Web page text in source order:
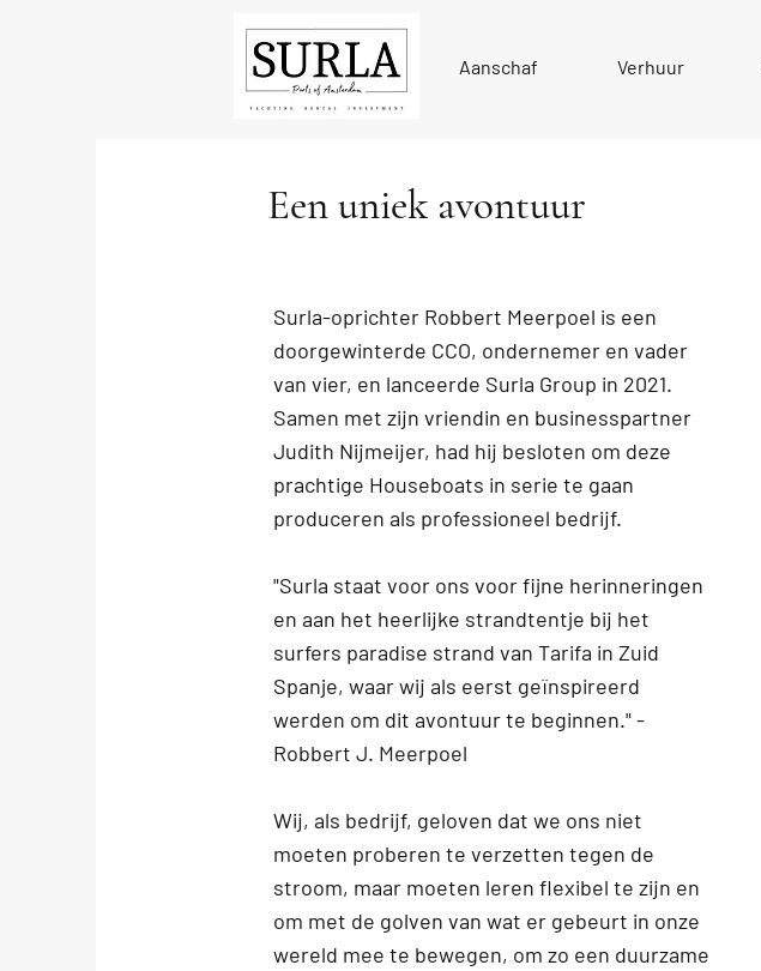
Aanschaf Verhuur
Een uniek avontuur
Surla-oprichter Robbert Meerpoel is een
doorgewinterde CCO, ondernemer en vader
van vier, en lanceerde Surla Group in 2021.
Samen met zijn vriendin en businesspartner
Judith Nijmeijer, had hij besloten om deze
prachtige Houseboats in serie te gaan
produceren als professioneel bedrijf.
"Surla staat voor ons voor fijne herinneringen
en aan het heerlijke strandtentje bij het
surfers paradise strand van Tarifa in Zuid
Spanje, waar wij als eerst geïnspireerd
werden om dit avontuur te beginnen." -
Robbert J. Meerpoel
Wij, als bedrijf, geloven dat we ons niet
moeten proberen te verzetten tegen de
stroom, maar moeten leren flexibel te zijn en
om met de golven van wat er gebeurt in onze
wereld mee te bewegen, om zo een duurzame